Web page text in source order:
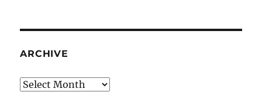
ARCHIVE
Archive